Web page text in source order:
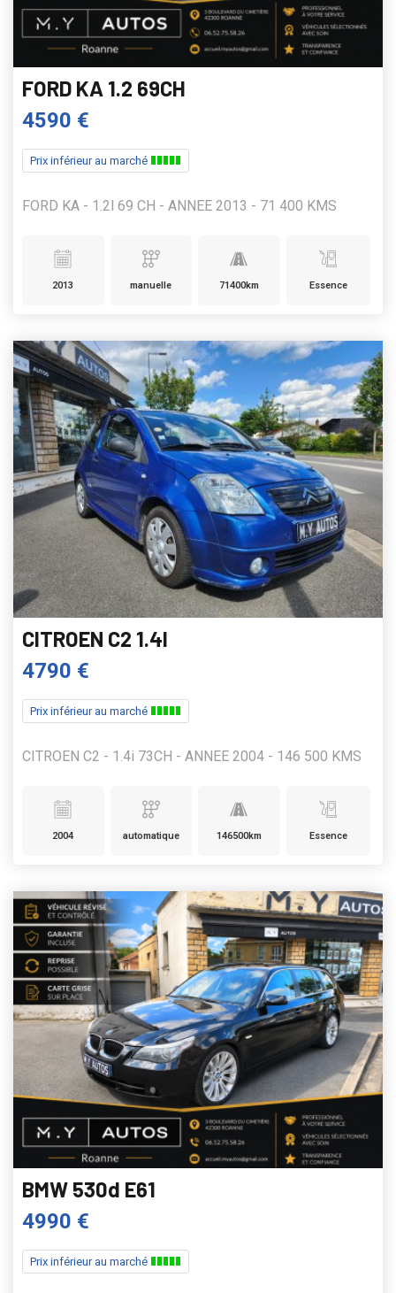
FORD KA 1.2 69CH
4590 €
Prix inférieur au marché
FORD KA - 1.2l 69 CH - ANNEE 2013 - 71 400 KMS
2013 manuelle 71400km Essence
CITROEN C2 1.4I
4790 €
Prix inférieur au marché
CITROEN C2 - 1.4i 73CH - ANNEE 2004 - 146 500 KMS
2004 automatique 146500km Essence
BMW 530d E61
4990 €
Prix inférieur au marché